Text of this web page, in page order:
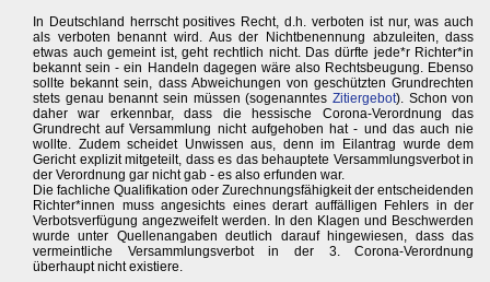
In Deutschland herrscht positives Recht, d.h. verboten ist nur, was auch
als verboten benannt wird. Aus der Nichtbenennung abzuleiten, dass
etwas auch gemeint ist, geht rechtlich nicht. Das dürfte jede*r Richter*in
bekannt sein - ein Handeln dagegen wäre also Rechtsbeugung. Ebenso
sollte bekannt sein, dass Abweichungen von geschützten Grundrechten
stets genau benannt sein müssen (sogenanntes Zitiergebot). Schon von
daher war erkennbar, dass die hessische Corona-Verordnung das
Grundrecht auf Versammlung nicht aufgehoben hat - und das auch nie
wollte. Zudem scheidet Unwissen aus, denn im Eilantrag wurde dem
Gericht explizit mitgeteilt, dass es das behauptete Versammlungsverbot in
der Verordnung gar nicht gab - es also erfunden war.
Die fachliche Qualifikation oder Zurechnungsfähigkeit der entscheidenden
Richter*innen muss angesichts eines derart auffälligen Fehlers in der
Verbotsverfügung angezweifelt werden. In den Klagen und Beschwerden
wurde unter Quellenangaben deutlich darauf hingewiesen, dass das
vermeintliche Versammlungsverbot in der 3. Corona-Verordnung
überhaupt nicht existiere.